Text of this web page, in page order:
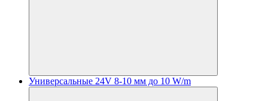
Универсальные 24V 8-10 мм до 10 W/m